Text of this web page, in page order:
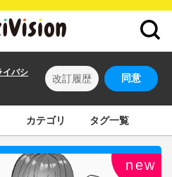
イバシ
改訂履歴 同意
カテゴリ タグ一覧
new